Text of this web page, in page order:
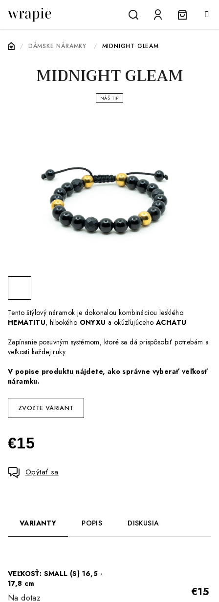
HľadaťPrihlásenieNákupný
DOMOV
/ DÁMSKE NÁRAMKY / MIDNIGHT GLEAM
Tento štýlový náramok je dokonalou kombináciou lesklého
HEMATITU, hlbokého ONYXU a okúzľujúcehoACHATU.
Zapínanie posuvným systémom, ktoré sa dá prispôsobiť potrebám a
veľkosti každej ruky.
V popise produktu nájdete, ako správne vyberať veľkosť
náramku.
ZVOĽTE VARIANT
€15
cena: Opýtať sa
MIDNIGHT GLEAM
NÁŠ TIP
VARIANTY POPIS DISKUSIA
VEĽKOSŤ: SMALL (S) 16,5 -
17,8 cm
Na dotaz €15